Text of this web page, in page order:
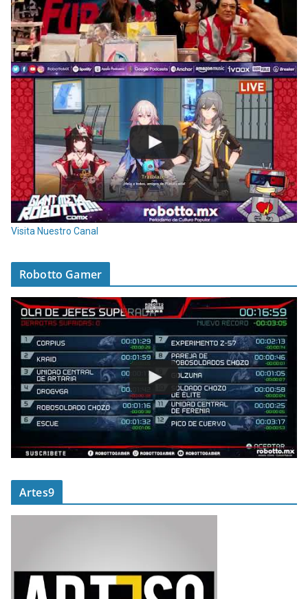
Visita Nuestro Canal
Robotto Gamer
Artes9